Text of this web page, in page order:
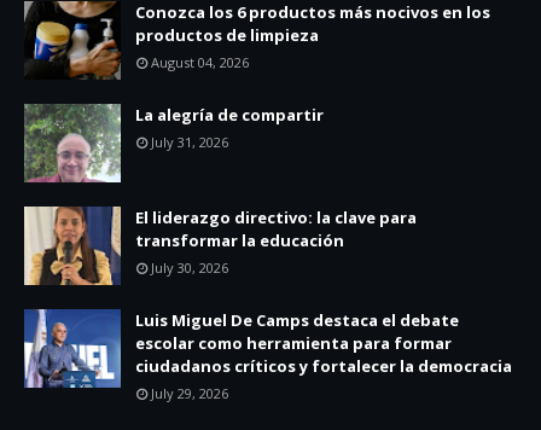
Conozca los 6 productos más nocivos en los
productos de limpieza
August 04, 2026
La alegría de compartir
July 31, 2026
El liderazgo directivo: la clave para
transformar la educación
July 30, 2026
Luis Miguel De Camps destaca el debate
escolar como herramienta para formar
ciudadanos críticos y fortalecer la democracia
July 29, 2026